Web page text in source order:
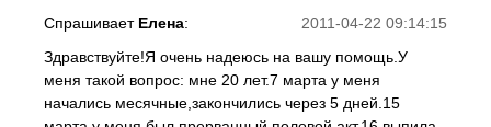
2011-04-22 09:14:15
Спрашивает Елена:
Здравствуйте!Я очень надеюсь на вашу помощь.У
меня такой вопрос: мне 20 лет.7 марта у меня
начались месячные,закончились через 5 дней.15